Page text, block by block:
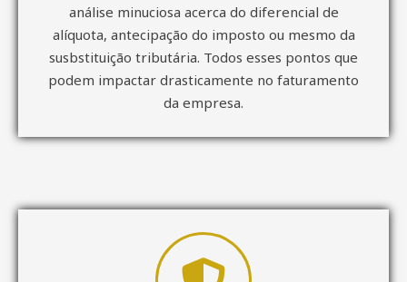
análise minuciosa acerca do diferencial de
alíquota, antecipação do imposto ou mesmo da
susbstituição tributária. Todos esses pontos que
podem impactar drasticamente no faturamento
da empresa.